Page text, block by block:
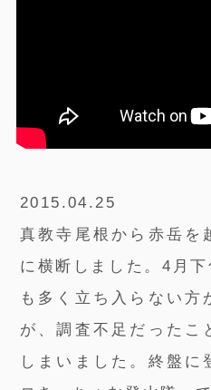
2015.04.25
真教寺尾根から赤岳を
に横断しました。4月
も多く立ち入らない方
が、調査不足だったこ
しまいました。終盤に